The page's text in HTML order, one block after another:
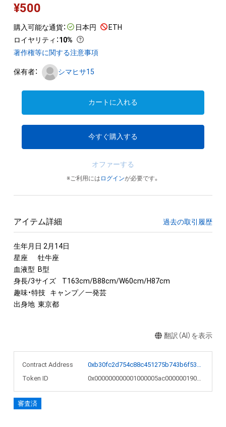
¥500
購入可能な通貨： 日本円
ETH
ロイヤリティ ：10%
著作権等に関する注意事項
保有者： シマヒサ15
カートに入れる
今すぐ購入する
オファーする
※ご利用には ログインが必要です。
アイテム詳細 過去の取引履歴
生年月日 2月14日
星座	牡牛座
血液型	B型
身長/3サイズ	T163cm/B88cm/W60cm/H87cm
趣味・特技	キャンプ／一発芸
出身地	東京都
翻訳（AI）を表示
Contract Address
0xb30fc2d754c88c451275b743b6f530f19f643683
Token ID
0x000000000001000005ac000000190941
審査済